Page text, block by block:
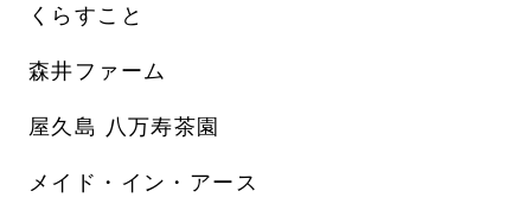
くらすこと
森井ファーム
屋久島 八万寿茶園
メイド・イン・アース